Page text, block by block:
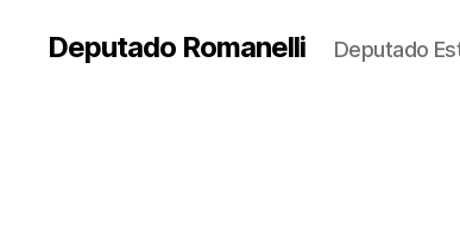
Deputado Romanelli Deputado